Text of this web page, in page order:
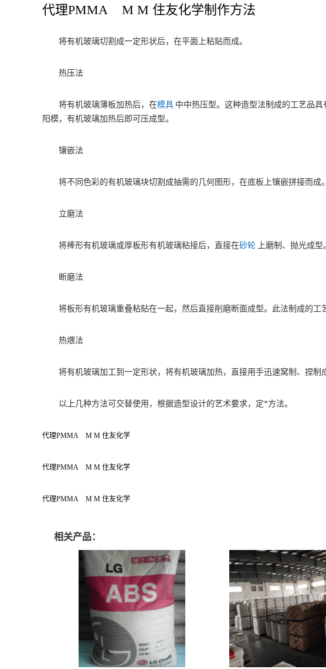
代理PMMA M M 住友化学制作方法
将有机玻璃切割成一定形状后，在平面上粘贴而成。
热压法
将有机玻璃薄板加热后，在模具 中中热压型。这种造型法制成的工艺品
阳模，有机玻璃加热后即可压成型。
镶嵌法
将不同色彩的有机玻璃块切割成抽需的几何图形，在底板上镶嵌拼接而
立磨法
将棒形有机玻璃或厚板形有机玻璃粘接后，直接在砂轮 上磨制、抛光成
断磨法
将板形有机玻璃重叠粘贴在一起，然后直接削磨断面成型。此法制成的工
热煨法
将有机玻璃加工到一定形状，将有机玻璃加热，直接用手迅速窝制、捏
以上几种方法可交替使用，根据造型设计的艺术要求，定*方法。
代理PMMA M M 住友化学
代理PMMA M M 住友化学
代理PMMA M M 住友化学
相关产品：